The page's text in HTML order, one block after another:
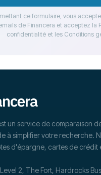
ce formulaire, vous
de Financera et acceptez la
confidentialité et les Conditions
un service de comparaison
à simplifier votre recherche.
d'épargne, cartes de crédit
2, The Fort, Hardrocks